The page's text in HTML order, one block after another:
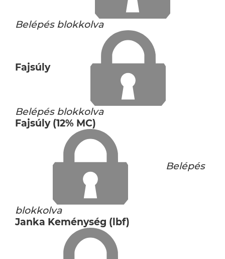
Belépés blokkolva
Fajsúly
Belépés blokkolva
Fajsúly (12% MC)
Belépés
blokkolva
Janka Keménység (lbf)